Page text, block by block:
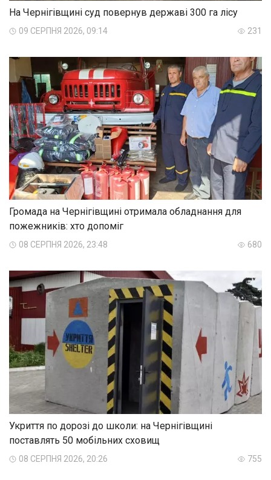
На Чернігівщині суд повернув державі 300 га лісу
09 СЕРПНЯ 2026, 09:14 231
Громада на Чернігівщині отримала обладнання для
пожежників: хто допоміг
08 СЕРПНЯ 2026, 23:48 680
Укриття по дорозі до школи: на Чернігівщині
поставлять 50 мобільних сховищ
08 СЕРПНЯ 2026, 20:26 755